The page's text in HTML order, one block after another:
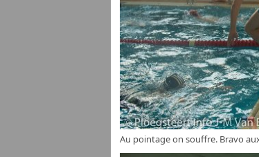
Au pointage on souffre. Bravo